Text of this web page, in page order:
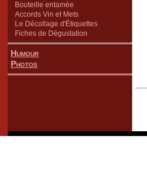
Bouteille entamée
Accords Vin et Mets
Le Décollage d'Étiquettes
Fiches de Dégustation
Humour
Photos